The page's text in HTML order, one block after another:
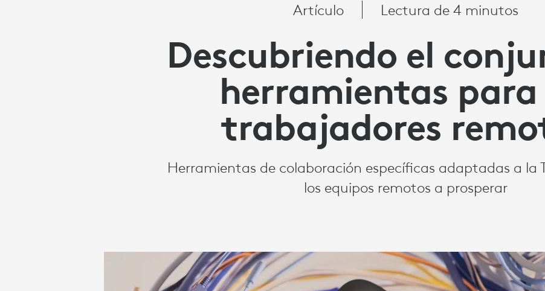
LOGITECH
Artículo Lectura de 4 minutos
Descubriendo el
herramientas para
trabajadores
Herramientas de colaboración específicas adaptadas a la
los equipos remotos a prosperar